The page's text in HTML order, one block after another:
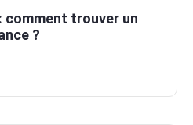
comment trouver un
?